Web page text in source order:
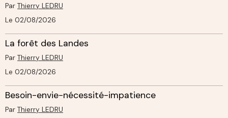
Par Thierry LEDRU
Le 02/08/2026
La forêt des Landes
Par Thierry LEDRU
Le 02/08/2026
Besoin-envie-nécessité-impatience
Par Thierry LEDRU